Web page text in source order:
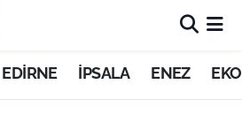
EDİRNE İPSALA ENEZ